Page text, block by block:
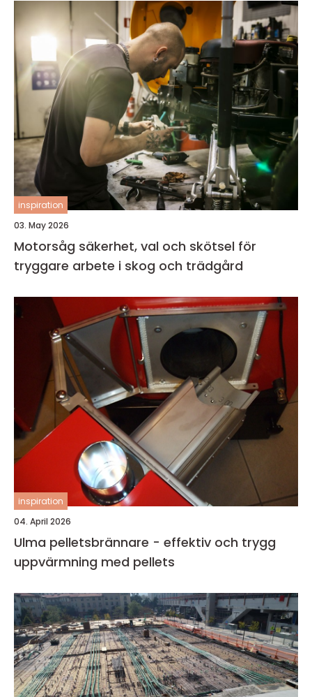
inspiration
03. May 2026
Motorsåg säkerhet, val och skötsel för
tryggare arbete i skog och trädgård
inspiration
04. April 2026
Ulma pelletsbrännare - effektiv och trygg
uppvärmning med pellets